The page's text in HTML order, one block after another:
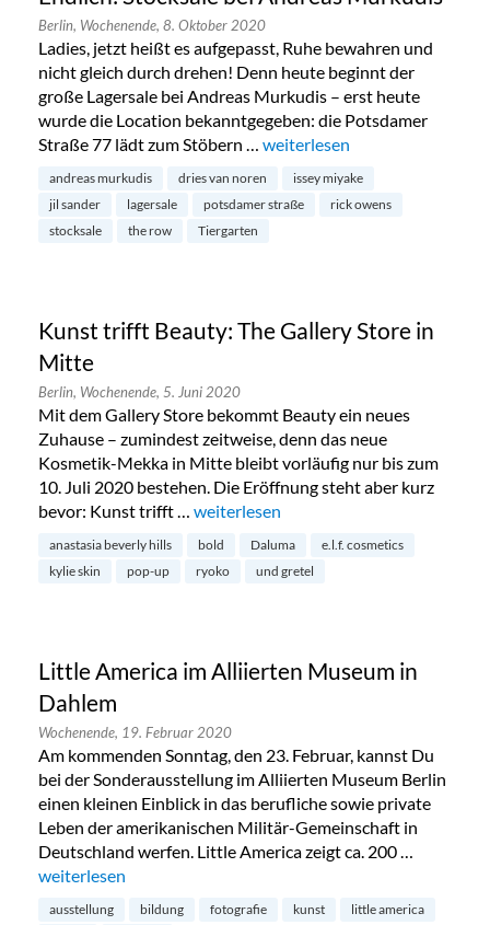
Berlin, Wochenende, 8. Oktober 2020
Ladies, jetzt heißt es aufgepasst, Ruhe bewahren und
nicht gleich durch drehen! Denn heute beginnt der
große Lagersale bei Andreas Murkudis – erst heute
wurde die Location bekanntgegeben: die Potsdamer
Straße 77 lädt zum Stöbern … „Endlich: Stocksale bei
weiterlesen
andreas murkudis dries van noren
issey miyake
jil sander
lagersale potsdamer straße
rick owens
stocksale
the row Tiergarten
Kunst trifft Beauty: The Gallery Store in
Mitte
Berlin, Wochenende, 5. Juni 2020
Mit dem Gallery Store bekommt Beauty ein neues
Zuhause – zumindest zeitweise, denn das neue
Kosmetik-Mekka in Mitte bleibt vorläufig nur bis zum
10. Juli 2020 bestehen. Die Eröffnung steht aber kurz
bevor: Kunst trifft … „Kunst trifft Beauty: The Gallery Store
weiterlesen
anastasia beverly hills bold Daluma
e.l.f. cosmetics
kylie skin
pop-up ryoko und gretel
Little America im Alliierten Museum in
Dahlem
Wochenende, 19. Februar 2020
Am kommenden Sonntag, den 23. Februar, kannst Du
bei der Sonderausstellung im Alliierten Museum Berlin
einen kleinen Einblick in das berufliche sowie private
Leben der amerikanischen Militär-Gemeinschaft in
Deutschland werfen. Little America zeigt ca. 200 …
„Little America im Alliierten Museum in Dahlem“
weiterlesen
ausstellung bildung fotografie kunst
little america